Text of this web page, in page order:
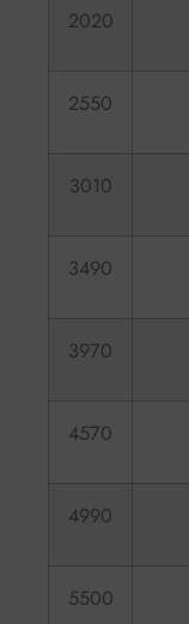
2020
2550
3010
3490
3970
4570
4990
5500